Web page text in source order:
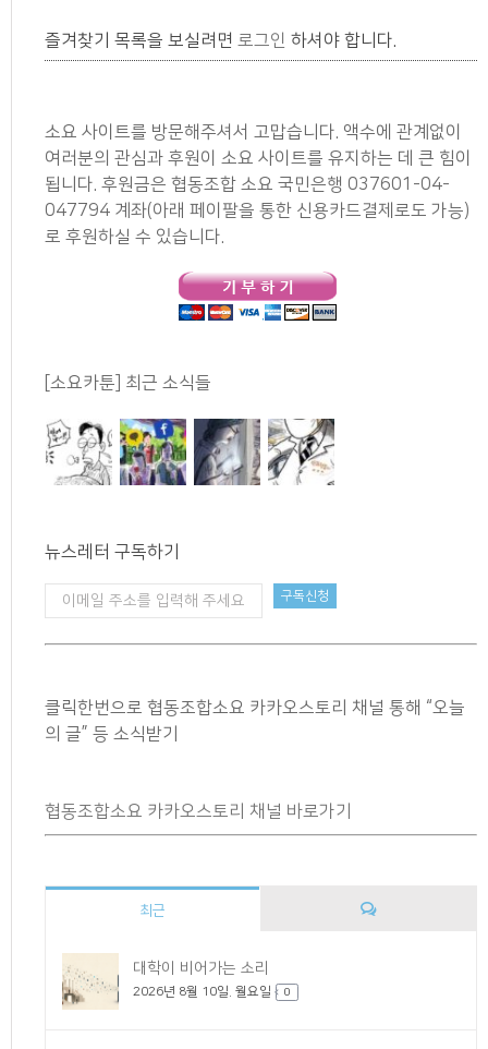
즐겨찾기 목록을 보실려면 로그인 하셔야 합니다.
소요 사이트를 방문해주셔서 고맙습니다. 액수에 관계없이
여러분의 관심과 후원이 소요 사이트를 유지하는 데 큰 힘이
됩니다. 후원금은 협동조합 소요 국민은행 037601-04-
047794 계좌(아래 페이팔을 통한 신용카드결제로도 가능)
로 후원하실 수 있습니다.
[소요카툰] 최근 소식들
뉴스레터 구독하기
클릭한번으로 협동조합소요 카카오스토리 채널 통해 “오늘
의 글” 등 소식받기
협동조합소요 카카오스토리 채널 바로가기
최근
대학이 비어가는 소리
2026년 8월 10일. 월요일 0